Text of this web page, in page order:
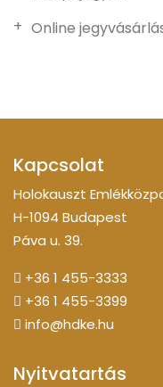
Online
Kapcsolat
Holokauszt
H-1094 Budapest
Páva u. 39.
+36 1 455-3333
+36 1 455-3399
info@hdke.hu
Nyitvatartás